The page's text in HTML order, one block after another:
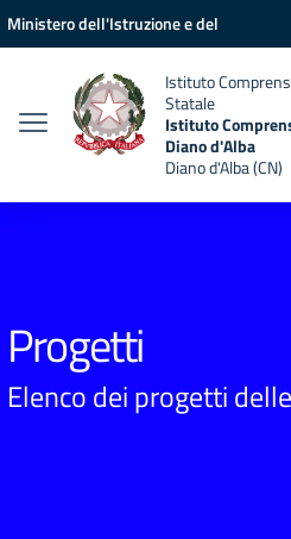
Vai ai contenuti
Vai al menu di navigazione
Vai al footer
Ministero dell'Istruzione e del
Istituto
Statale
Istituto
Diano d'Alba
Diano d'Alba (CN)
Progetti
Elenco dei progetti